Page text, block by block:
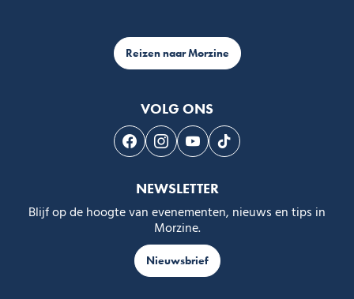
Reizen naar Morzine
VOLG ONS
Volg ons op Facebook
Volg ons op Instagram
Volg ons op Youtube
Volg ons op Tiktok
NEWSLETTER
Blijf op de hoogte van evenementen, nieuws en tips in
Morzine.
Nieuwsbrief